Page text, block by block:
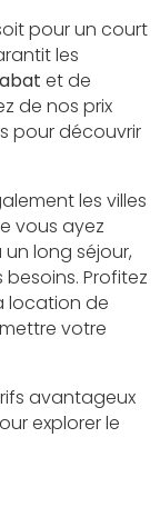
pour un court
les
et de
de nos prix
pour découvrir
les villes
vous ayez
long séjour,
Profitez
location de
votre
avantageux
explorer le